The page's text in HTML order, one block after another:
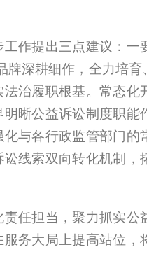
作提出三点建议 ：
牌深耕细作，全力培
治履职根基。 常态化
晰公益诉讼制度职能
化与各行政监管部门的
线索双向转化机制，
任担当，聚力抓实公
务大局上提高站位，